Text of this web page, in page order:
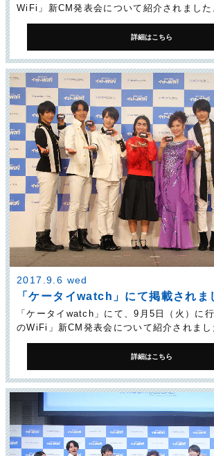
WiFi」新CM発表会について紹介されました
詳細はこちら
2017.9.6 wed
「ケータイwatch」にて掲載されま
「ケータイwatch」にて、9月5日（火）に
のWiFi」新CM発表会について紹介されまし
詳細はこちら